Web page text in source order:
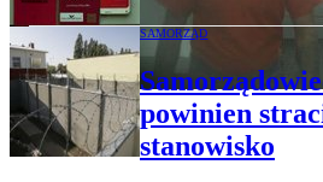
SAMORZĄD
powinien
stanowisko